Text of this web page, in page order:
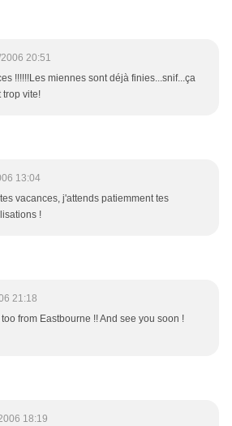
20:51
!!!!!!Les miennes sont déjà finies...snif...ça
trop vite!
13:04
vacances, j'attends patiemment tes
!
21:18
from Eastbourne !! And see you soon !
18:19